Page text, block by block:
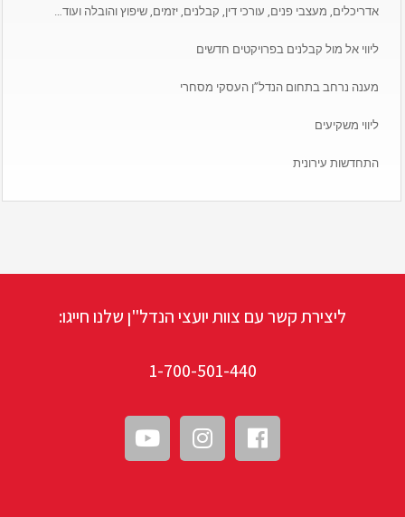
אדריכלים, מעצבי פנים, עורכי דין, קבלנים, יזמים, שיפוץ והובלה ועוד…
ליווי אל מול קבלנים בפרויקטים חדשים
מענה נרחב בתחום הנדל”ן העסקי מסחרי
ליווי משקיעים
התחדשות עירונית
ליצירת קשר עם צוות יועצי הנדל"ן שלנו חייגו:
1-700-501-440